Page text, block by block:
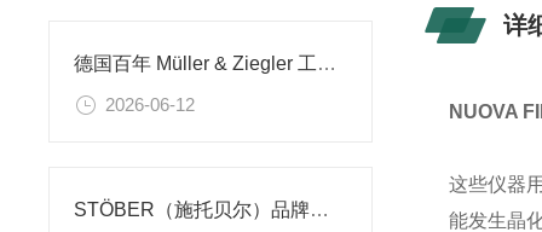
德国百年 Müller & Ziegler 工业测量元器件，多场景测控稳定可靠
2026-06-12
STÖBER（施托贝尔）品牌介绍
详
NUOVA
这些仪器
能发生晶